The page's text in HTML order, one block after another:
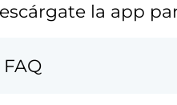
la app
FAQ